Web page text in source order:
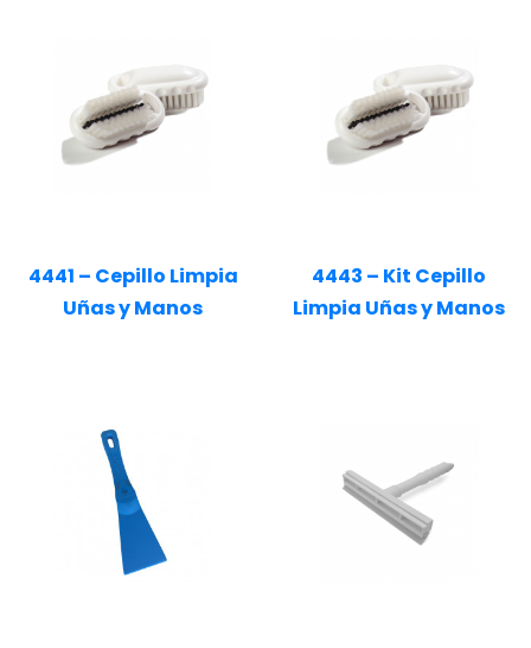
4441 – Cepillo Limpia
Uñas y Manos
4443 – Kit Cepillo
Limpia Uñas y Manos